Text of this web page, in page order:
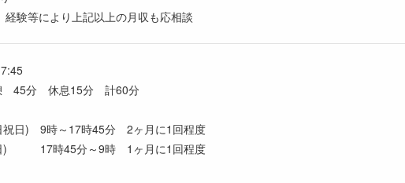
経験等により上記以上の月収も応相談
45分 休息15分 計60分
祝日) 9時～17時45分 2ヶ月に1回程度
) 17時45分～9時 1ヶ月に1回程度